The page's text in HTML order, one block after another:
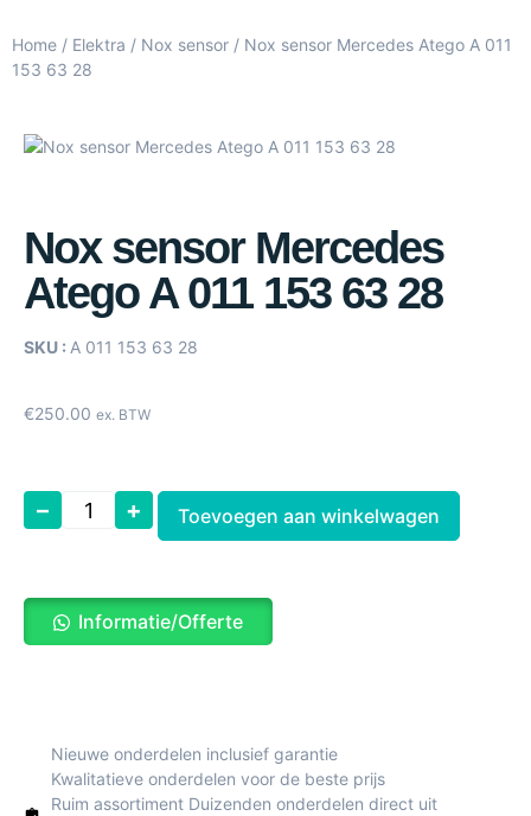
Home / Elektra / Nox sensor / Nox sensor Mercedes Atego A 011
153 63 28
Nox sensor Mercedes
Atego A 011 153 63 28
SKU : A 011 153 63 28
€250.00 ex. BTW
– + Toevoegen aan winkelwagen
Informatie/Offerte
Nieuwe onderdelen inclusief garantie
Kwalitatieve onderdelen voor de beste prijs
Ruim assortiment Duizenden onderdelen direct uit